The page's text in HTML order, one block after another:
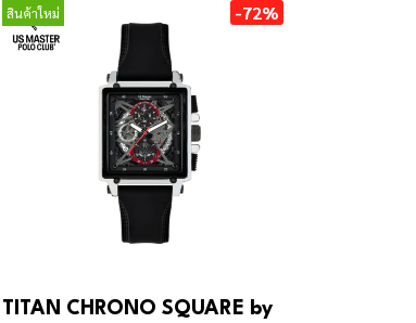
สินค้าใหม่ -72%
TITAN CHRONO SQUARE by